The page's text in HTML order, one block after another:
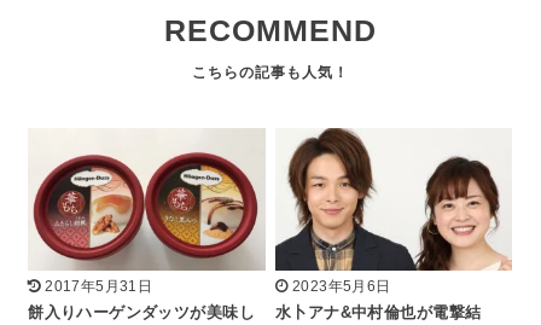
RECOMMEND
2017年5月31日
餅入りハーゲンダッツが美味し
2023年5月6日
水卜アナ&中村倫也が電撃結